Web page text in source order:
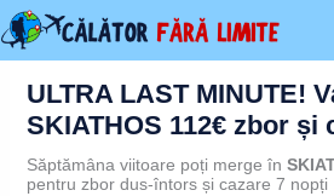
Skip
to
content
ULTRA LAST MINUTE!
SKIATHOS 112€ zbor și
Săptămâna viitoare poți merge în
pentru zbor dus-întors și cazare 7 nopți